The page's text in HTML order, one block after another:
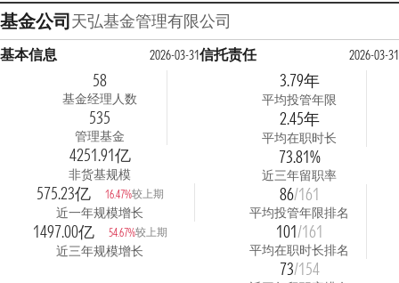
基金公司天弘基金管理有限公司
基本信息 2026-03-31
58
基金经理人数
535
管理基金
4251.91亿
非货基规模
575.23亿 16.47%较上期
近一年规模增长
1497.00亿 54.67%较上期
近三年规模增长
信托责任 2026-03-31
3.79年
平均投管年限
2.45年
平均在职时长
73.81%
近三年留职率
86/161
平均投管年限排名
101/161
平均在职时长排名
73/154